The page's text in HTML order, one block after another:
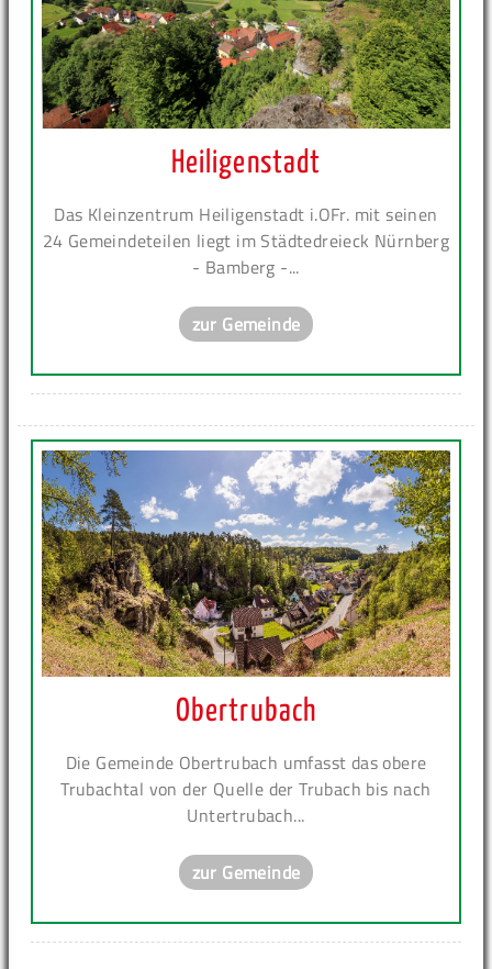
Heiligenstadt
Das Kleinzentrum Heiligenstadt i.OFr. mit seinen
24 Gemeindeteilen liegt im Städtedreieck Nürnberg
- Bamberg -...
zur Gemeinde
Obertrubach
Die Gemeinde Obertrubach umfasst das obere
Trubachtal von der Quelle der Trubach bis nach
Untertrubach...
zur Gemeinde